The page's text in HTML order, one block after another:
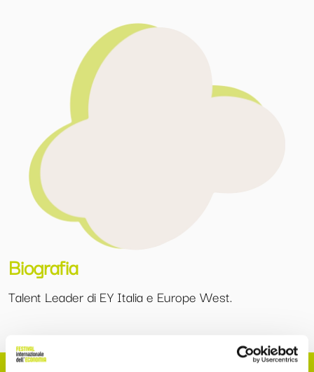
Biografia
Talent Leader di EY Italia e Europe West.